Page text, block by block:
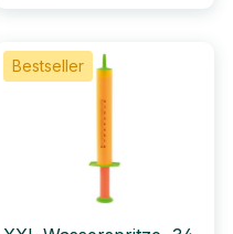
Bestseller